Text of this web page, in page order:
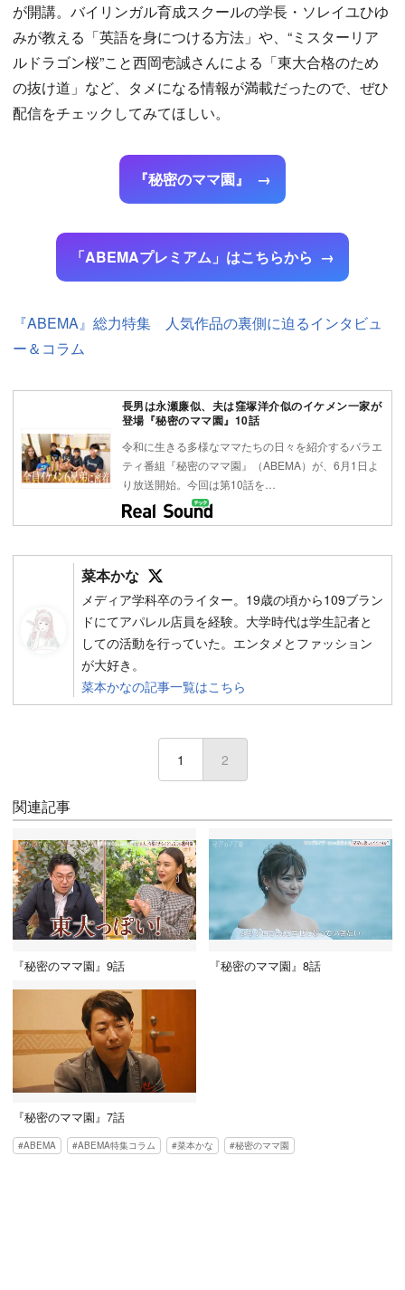
が開講。バイリンガル育成スクールの学長・ソレイユひゆ
みが教える「英語を身につける方法」や、“ミスターリア
ルドラゴン桜”こと西岡壱誠さんによる「東大合格のため
の抜け道」など、タメになる情報が満載だったので、ぜひ
配信をチェックしてみてほしい。
『秘密のママ園』
「ABEMAプレミアム」はこちらから
『ABEMA』総力特集 人気作品の裏側に迫るインタビュ
ー＆コラム
長男は永瀬廉似、夫は窪塚洋介似のイケメン一家が
登場『秘密のママ園』10話
令和に生きる多様なママたちの日々を紹介するバラエ
ティ番組『秘密のママ園』（ABEMA）が、6月1日よ
り放送開始。今回は第10話を…
菜本かな
メディア学科卒のライター。19歳の頃から109ブラン
ドにてアパレル店員を経験。大学時代は学生記者と
しての活動を行っていた。エンタメとファッション
が大好き。
菜本かなの記事一覧はこちら
1 2
関連記事
『秘密のママ園』9話 『秘密のママ園』8話
『秘密のママ園』7話
ABEMA ABEMA特集コラム 菜本かな 秘密のママ園